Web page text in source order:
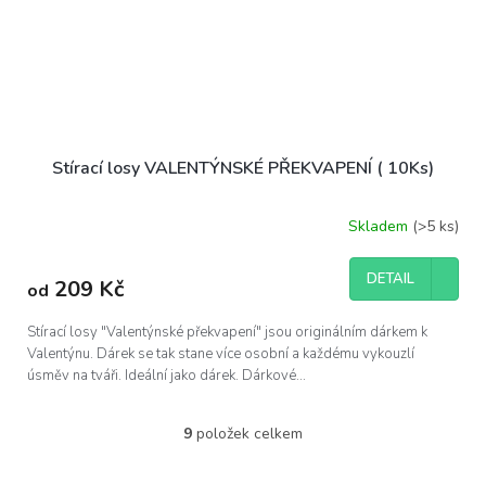
Stírací losy VALENTÝNSKÉ PŘEKVAPENÍ ( 10Ks)
Skladem (>5 ks)
od 209 Kč DETAIL
Stírací losy "Valentýnské překvapení" jsou originálním dárkem k
Valentýnu. Dárek se tak stane více osobní a každému vykouzlí
úsměv na tváři. Ideální jako dárek. Dárkové...
O
9 položek celkem